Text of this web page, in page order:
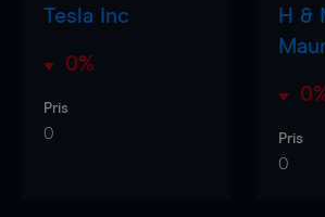
Tesla Inc
0%
Pris
0
H &
Pris
0